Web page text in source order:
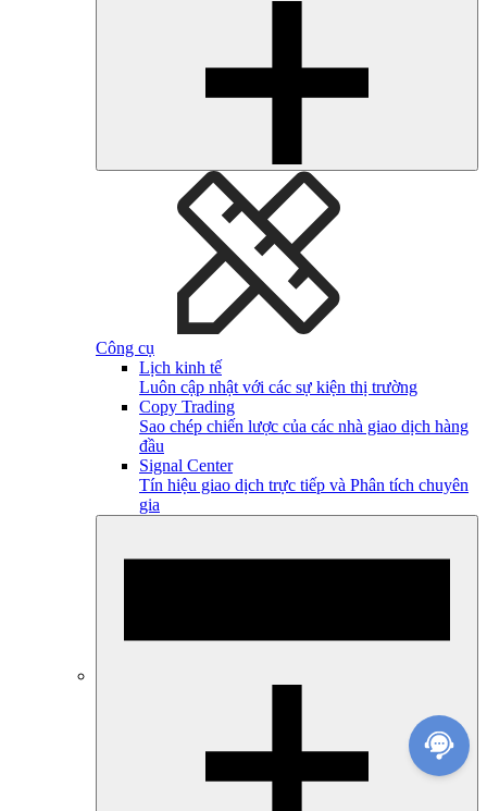
Công cụ
Lịch kinh tế
Luôn cập nhật với các sự kiện thị trường
Copy Trading
Sao chép chiến lược của các nhà giao dịch hàng
đầu
Signal Center
Tín hiệu giao dịch trực tiếp và Phân tích chuyên
gia